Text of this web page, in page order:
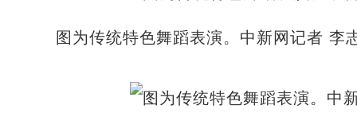
图为传统特色舞蹈表演。中新网记者 李